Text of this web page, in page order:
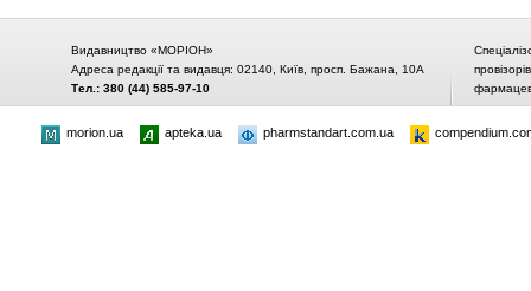
Видавництво «МОРІОН»
Адреса редакції та видавця: 02140, Київ, просп. Бажана, 10А
Тел.: 380 (44) 585-97-10
morion.ua apteka.ua pharmstandart.com.ua